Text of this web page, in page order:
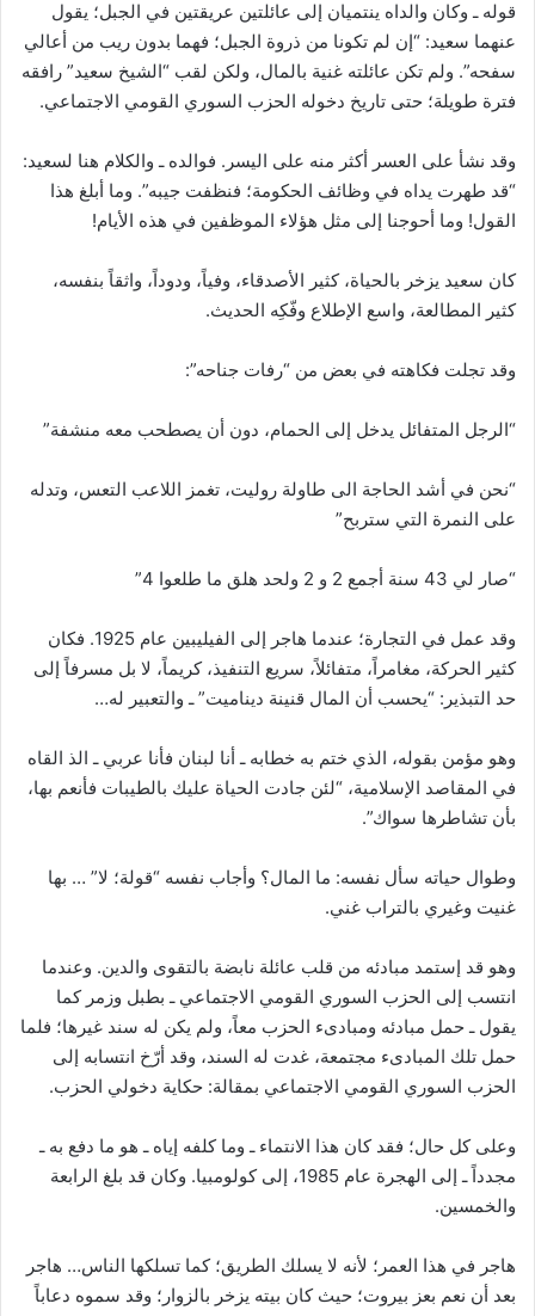
قوله ـ وكان والداه ينتميان إلى عائلتين عريقتين في الجبل؛ يقول
عنهما سعيد: “إن لم تكونا من ذروة الجبل؛ فهما بدون ريب من أعالي
سفحه”. ولم تكن عائلته غنية بالمال، ولكن لقب “الشيخ سعيد” رافقه
فترة طويلة؛ حتى تاريخ دخوله الحزب السوري القومي الاجتماعي.
وقد نشأ على العسر أكثر منه على اليسر. فوالده ـ والكلام هنا لسعيد:
“قد طهرت يداه في وظائف الحكومة؛ فنظفت جيبه”. وما أبلغ هذا
القول! وما أحوجنا إلى مثل هؤلاء الموظفين في هذه الأيام!
كان سعيد يزخر بالحياة، كثير الأصدقاء، وفياً، ودوداً، واثقاً بنفسه،
كثير المطالعة، واسع الإطلاع وفّكِه الحديث.
وقد تجلت فكاهته في بعض من “رفات جناحه”:
“الرجل المتفائل يدخل إلى الحمام، دون أن يصطحب معه منشفة”
“نحن في أشد الحاجة الى طاولة روليت، تغمز اللاعب التعس، وتدله
على النمرة التي ستربح”
“صار لي 43 سنة أجمع 2 و 2 ولحد هلق ما طلعوا 4”
وقد عمل في التجارة؛ عندما هاجر إلى الفيليبين عام 1925. فكان
كثير الحركة، مغامراً، متفائلاً، سريع التنفيذ، كريماً، لا بل مسرفاً إلى
حد التبذير: “يحسب أن المال قنينة ديناميت” ـ والتعبير له…
وهو مؤمن بقوله، الذي ختم به خطابه ـ أنا لبنان فأنا عربي ـ الذ القاه
في المقاصد الإسلامية، “لئن جادت الحياة عليك بالطيبات فأنعم بها،
بأن تشاطرها سواك”.
وطوال حياته سأل نفسه: ما المال؟ وأجاب نفسه “قولة؛ لا” … بها
غنيت وغيري بالتراب غني.
وهو قد إستمد مبادئه من قلب عائلة نابضة بالتقوى والدين. وعندما
انتسب إلى الحزب السوري القومي الاجتماعي ـ بطبل وزمر كما
يقول ـ حمل مبادئه ومبادىء الحزب معاً، ولم يكن له سند غيرها؛ فلما
حمل تلك المبادىء مجتمعة، غدت له السند، وقد أرّخ انتسابه إلى
الحزب السوري القومي الاجتماعي بمقالة: حكاية دخولي الحزب.
وعلى كل حال؛ فقد كان هذا الانتماء ـ وما كلفه إياه ـ هو ما دفع به ـ
مجدداً ـ إلى الهجرة عام 1985، إلى كولومبيا. وكان قد بلغ الرابعة
والخمسين.
هاجر في هذا العمر؛ لأنه لا يسلك الطريق؛ كما تسلكها الناس… هاجر
بعد أن نعم بعز بيروت؛ حيث كان بيته يزخر بالزوار؛ وقد سموه دعاباً